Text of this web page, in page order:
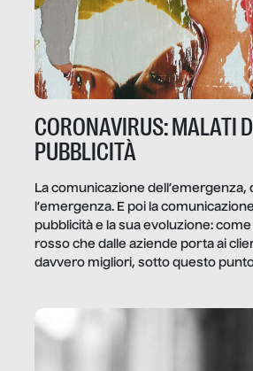
CORONAVIRUS: MALATI
PUBBLICITÀ
La comunicazione dell’emergenza,
l’emergenza. E poi la
pubblicità e la sua evoluzione: come
rosso che dalle aziende porta ai
davvero migliori, sotto questo